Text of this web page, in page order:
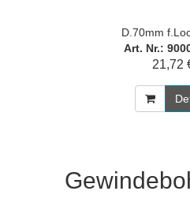
D.70mm
Art. Nr.:
21,72